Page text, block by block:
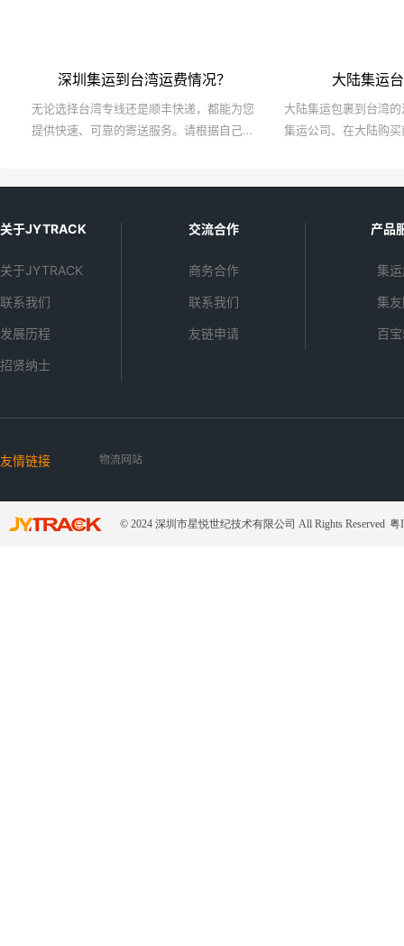
深圳集运到台湾运费情况？
无论选择台湾专线还是顺丰快递，都能为您
提供快速、可靠的寄送服务。请根据自己的
大陆集运
大陆集运包裹到台湾
集运公司、在大陆购
关于JYTRACK
关于JYTRACK
联系我们
发展历程
招贤纳士
交流合作
商务合作
联系我们
友链申请
产品
集
集
百
友情链接 物流网站
© 2024 深圳市星悦世纪技术有限公司 All Rights Reserved 粤